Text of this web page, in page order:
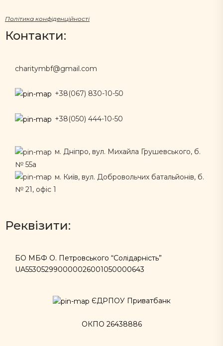
Політика конфіденційності
Контакти:
charitymbf@gmail.com
+38(067) 830-10-50
+38(050) 444-10-50
м. Дніпро, вул. Михайла Грушевського, б.
№ 55а
м. Київ, вул. Добровольчих батальйонів, б.
№ 21, офіс 1
Реквізити:
БО МБФ О. Петровського “Солідарність”
UA553052990000026001050000643
ЄДРПОУ Приватбанк
ОКПО 26438886